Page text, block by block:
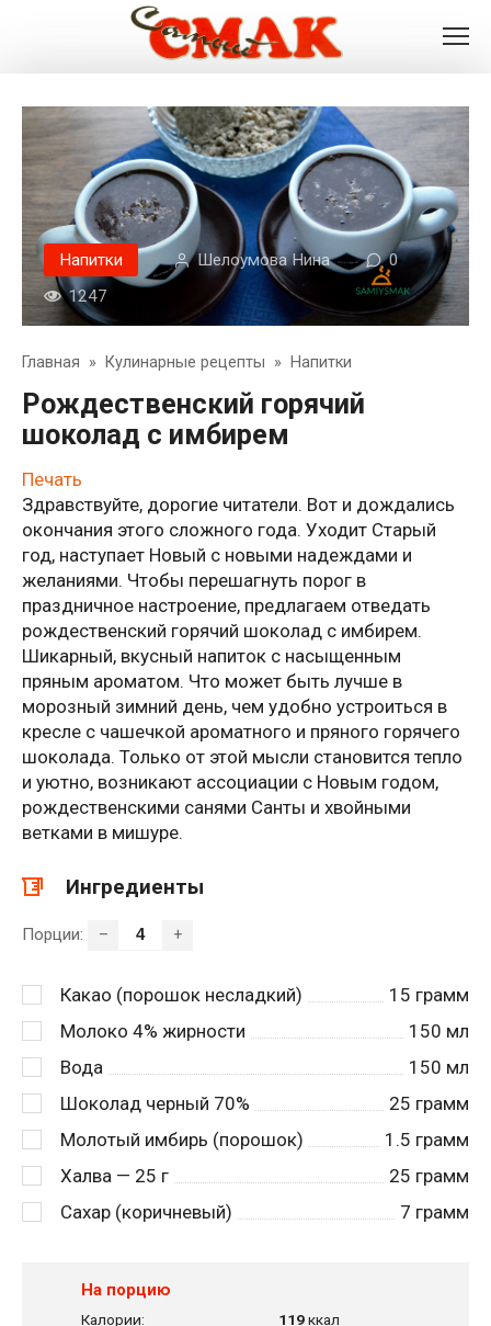
Напитки Шелоумова Нина
0
1247
Главная » Кулинарные рецепты » Напитки
Рождественский горячий
шоколад с имбирем
Печать
Здравствуйте, дорогие читатели. Вот и дождались
окончания этого сложного года. Уходит Старый
год, наступает Новый с новыми надеждами и
желаниями. Чтобы перешагнуть порог в
праздничное настроение, предлагаем отведать
рождественский горячий шоколад с имбирем.
Шикарный, вкусный напиток с насыщенным
пряным ароматом. Что может быть лучше в
морозный зимний день, чем удобно устроиться в
кресле с чашечкой ароматного и пряного горячего
шоколада. Только от этой мысли становится тепло
и уютно, возникают ассоциации с Новым годом,
рождественскими санями Санты и хвойными
ветками в мишуре.
Ингредиенты
Порции: – +
Какао (порошок несладкий) 15 грамм
Молоко 4% жирности
150 мл
Вода
150 мл
Шоколад черный 70%
25 грамм
Молотый имбирь (порошок)
1.5 грамм
Халва — 25 г
25 грамм
Сахар (коричневый)
7 грамм
На порцию
Калории: 119ккал